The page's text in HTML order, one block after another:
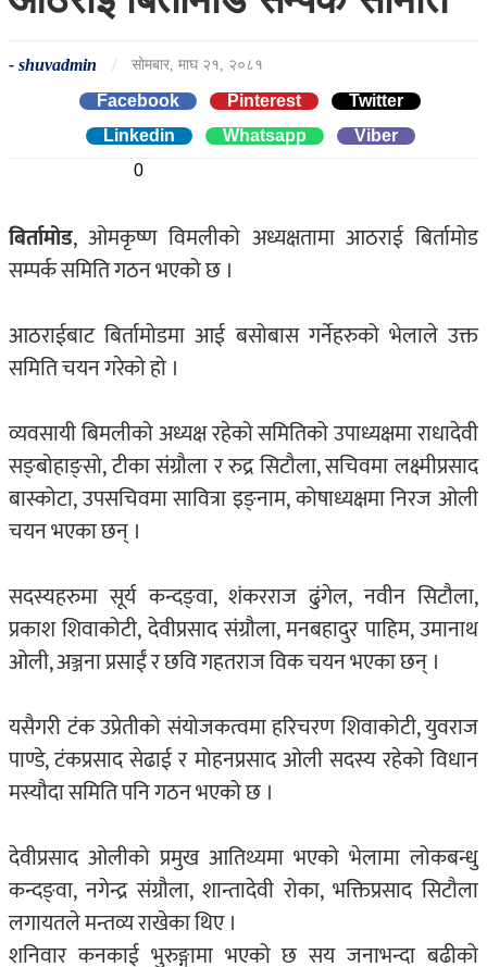
- shuvadmin / सोमबार, माघ २१, २०८१
Facebook
0
Pinterest
0
Twitter
Linkedin
0
Whatsapp Viber
बिर्तामोड, ओमकृष्ण विमलीको अध्यक्षतामा आठराई बिर्तामोड
सम्पर्क समिति गठन भएको छ ।
आठराईबाट बिर्तामोडमा आई बसोबास गर्नेहरुको भेलाले उक्त
समिति चयन गरेको हो ।
व्यवसायी बिमलीको अध्यक्ष रहेको समितिको उपाध्यक्षमा राधादेवी
सङ्बोहाङ्सो, टीका संग्रौला र रुद्र सिटौला, सचिवमा लक्ष्मीप्रसाद
बास्कोटा, उपसचिवमा सावित्रा इङ्नाम, कोषाध्यक्षमा निरज ओली
चयन भएका छन् ।
सदस्यहरुमा सूर्य कन्दङ्वा, शंकरराज ढुंगेल, नवीन सिटौला,
प्रकाश शिवाकोटी, देवीप्रसाद संग्रौला, मनबहादुर पाहिम, उमानाथ
ओली, अञ्जना प्रसाईं र छवि गहतराज विक चयन भएका छन् ।
यसैगरी टंक उप्रेतीको संयोजकत्वमा हरिचरण शिवाकोटी, युवराज
पाण्डे, टंकप्रसाद सेढाई र मोहनप्रसाद ओली सदस्य रहेको विधान
मस्यौदा समिति पनि गठन भएको छ ।
देवीप्रसाद ओलीको प्रमुख आतिथ्यमा भएको भेलामा लोकबन्धु
कन्दङ्वा, नगेन्द्र संग्रौला, शान्तादेवी रोका, भक्तिप्रसाद सिटौला
लगायतले मन्तव्य राखेका थिए ।
शनिवार कनकाई भुरुङ्गामा भएको छ सय जनाभन्दा बढीको